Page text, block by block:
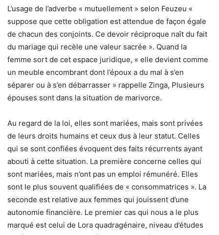
L’usage de l’adverbe « mutuellement » selon Feuzeu «
suppose que cette obligation est attendue de façon égale
de chacun des conjoints. Ce devoir réciproque naît du fait
du mariage qui recèle une valeur sacrée ». Quand la
femme sort de cet espace juridique, « elle devient comme
un meuble encombrant dont l’époux a du mal à s’en
séparer ou à s’en débarrasser » rappelle Zinga, Plusieurs
épouses sont dans la situation de marivorce.
Au regard de la loi, elles sont mariées, mais sont privées
de leurs droits humains et ceux dus à leur statut. Celles
qui se sont confiées évoquent des faits récurrents ayant
abouti à cette situation. La première concerne celles qui
sont mariées, mais n’ont pas un emploi rémunéré. Elles
sont le plus souvent qualifiées de « consommatrices ». La
seconde est relative aux femmes qui jouissent d’une
autonomie financière. Le premier cas qui nous a le plus
marqué est celui de Lora quadragénaire, niveau d’études